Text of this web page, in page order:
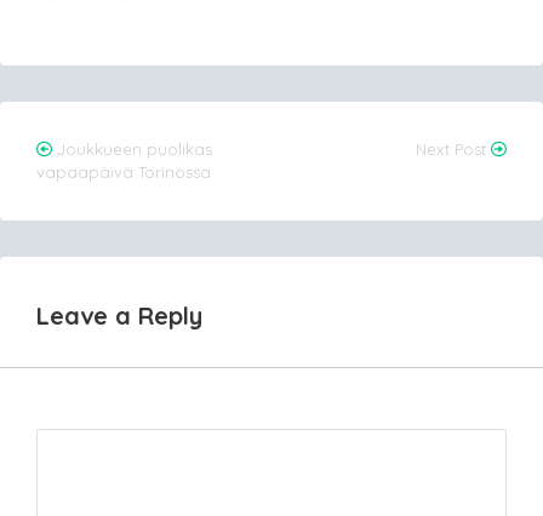
Post
navigation
Joukkueen puolikas
vapaapäivä Torinossa
Next Post
Leave a Reply